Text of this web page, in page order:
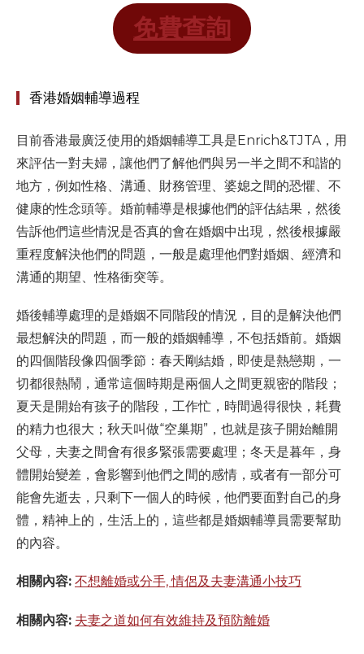
免費查詢
香港婚姻輔導過程
目前香港最廣泛使用的婚姻輔導工具是Enrich&TJTA，用
來評估一對夫婦，讓他們了解他們與另一半之間不和諧的
地方，例如性格、溝通、財務管理、婆媳之間的恐懼、不
健康的性念頭等。婚前輔導是根據他們的評估結果，然後
告訴他們這些情況是否真的會在婚姻中出現，然後根據嚴
重程度解決他們的問題，一般是處理他們對婚姻、經濟和
溝通的期望、性格衝突等。
婚後輔導處理的是婚姻不同階段的情況，目的是解決他們
最想解決的問題，而一般的婚姻輔導，不包括婚前。婚姻
的四個階段像四個季節：春天剛結婚，即使是熱戀期，一
切都很熱鬧，通常這個時期是兩個人之間更親密的階段；
夏天是開始有孩子的階段，工作忙，時間過得很快，耗費
的精力也很大；秋天叫做“空巢期”，也就是孩子開始離開
父母，夫妻之間會有很多緊張需要處理；冬天是暮年，身
體開始變差，會影響到他們之間的感情，或者有一部分可
能會先逝去，只剩下一個人的時候，他們要面對自己的身
體，精神上的，生活上的，這些都是婚姻輔導員需要幫助
的內容。
相關內容: 不想離婚或分手, 情侶及夫妻溝通小技巧
相關內容: 夫妻之道如何有效維持及預防離婚